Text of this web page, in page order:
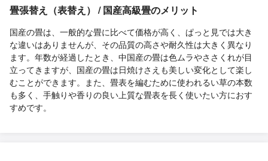
畳張替え（表替え） / 国産高級畳のメリット
国産の畳は、一般的な畳に比べて価格が高く、ぱっと見では大き
な違いはありませんが、その品質の高さや耐久性は大きく異なり
ます。年数が経過したとき、中国産の畳は色ムラやささくれが目
立ってきますが、国産の畳は日焼けさえも美しい変化として楽し
むことができます。また、畳表を編むために使われるい草の本数
も多く、手触りや香りの良い上質な畳表を長く使いたい方におす
すめです。